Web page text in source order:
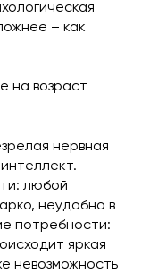
– как
на возраст
нервная
любой
неудобно в
потребности:
яркая
невозможность